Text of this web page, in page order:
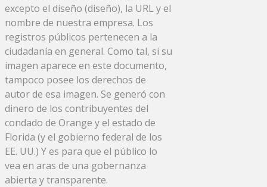
excepto el diseño (diseño), la URL y el
nombre de nuestra empresa. Los
registros públicos pertenecen a la
ciudadanía en general. Como tal, si su
imagen aparece en este documento,
tampoco posee los derechos de
autor de esa imagen. Se generó con
dinero de los contribuyentes del
condado de Orange y el estado de
Florida (y el gobierno federal de los
EE. UU.) Y es para que el público lo
vea en aras de una gobernanza
abierta y transparente.